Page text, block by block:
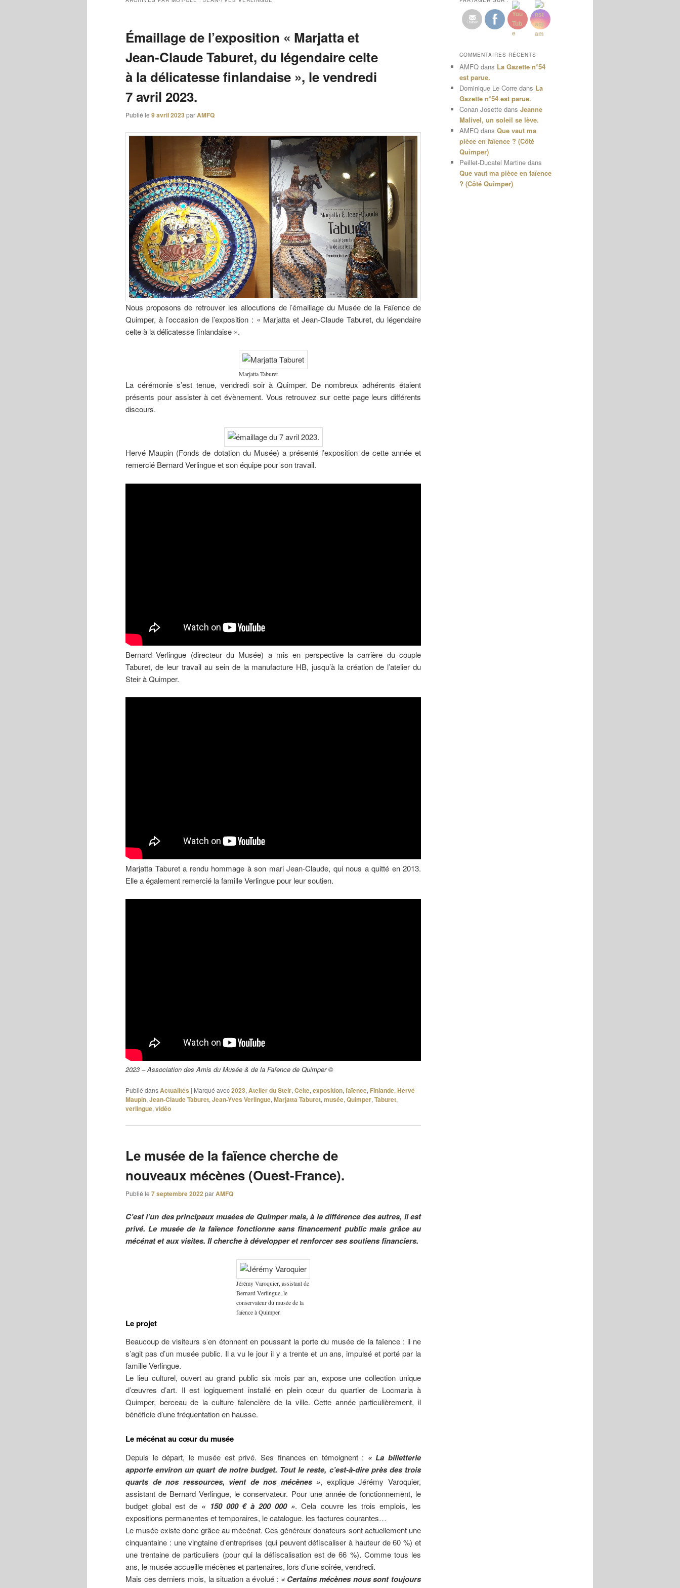
Émaillage de l’exposition « Marjatta et
Jean-Claude Taburet, du légendaire celte
à la délicatesse finlandaise », le vendredi
7 avril 2023.
Publié le 9 avril 2023 parAMFQ
Nous proposons de retrouver les allocutions de l’émaillage du Musée de la Faïence de
Quimper, à l’occasion de l’exposition : « Marjatta et Jean-Claude Taburet, du légendaire
celte à la délicatesse finlandaise ».
Marjatta Taburet
La cérémonie s’est tenue, vendredi soir à Quimper. De nombreux adhérents étaient
présents pour assister à cet évènement. Vous retrouvez sur cette page leurs différents
discours.
Hervé Maupin (Fonds de dotation du Musée) a présenté l’exposition de cette année et
remercié Bernard Verlingue et son équipe pour son travail.
Bernard Verlingue (directeur du Musée) a mis en perspective la carrière du couple
Taburet, de leur travail au sein de la manufacture HB, jusqu’à la création de l’atelier du
Steir à Quimper.
Marjatta Taburet a rendu hommage à son mari Jean-Claude, qui nous a quitté en 2013.
Elle a également remercié la famille Verlingue pour leur soutien.
2023 – Association des Amis du Musée & de la Faïence de Quimper ©
Publié dansActualités | Marqué avec2023, Atelier du Steir, Celte, exposition, faïence, Finlande, Hervé
Maupin, Jean-Claude Taburet, Jean-Yves Verlingue, Marjatta Taburet, musée, Quimper, Taburet,
verlingue, vidéo
Le musée de la faïence cherche de
nouveaux mécènes (Ouest-France).
Publié le 7 septembre 2022 parAMFQ
C’est l’un des principaux musées de Quimper mais, à la différence des autres, il est
privé. Le musée de la faïence fonctionne sans financement public mais grâce au
mécénat et aux visites. Il cherche à développer et renforcer ses soutiens financiers.
Jérémy Varoquier, assistant de
Bernard Verlingue, le
conservateur du musée de la
faïence à Quimper.
Le projet
Beaucoup de visiteurs s’en étonnent en poussant la porte du musée de la faïence : il ne
s’agit pas d’un musée public. Il a vu le jour il y a trente et un ans, impulsé et porté par la
famille Verlingue.
Le lieu culturel, ouvert au grand public six mois par an, expose une collection unique
d’œuvres d’art. Il est logiquement installé en plein cœur du quartier de Locmaria à
Quimper, berceau de la culture faïencière de la ville. Cette année particulièrement, il
bénéficie d’une fréquentation en hausse.
Le mécénat au cœur du musée
Depuis le départ, le musée est privé. Ses finances en témoignent : « La billetterie
apporte environ un quart de notre budget. Tout le reste, c’est-à-dire près des trois
quarts de nos ressources, vient de nos mécènes », explique Jérémy Varoquier,
assistant de Bernard Verlingue, le conservateur. Pour une année de fonctionnement, le
budget global est de « 150 000 € à 200 000 ». Cela couvre les trois emplois, les
expositions permanentes et temporaires, le catalogue. les factures courantes…
Le musée existe donc grâce au mécénat. Ces généreux donateurs sont actuellement une
cinquantaine : une vingtaine d’entreprises (qui peuvent défiscaliser à hauteur de 60 %) et
une trentaine de particuliers (pour qui la défiscalisation est de 66 %). Comme tous les
ans, le musée accueille mécènes et partenaires, lors d’une soirée, vendredi.
Mais ces derniers mois, la situation a évolué : « Certains mécènes nous sont toujours
COMMENTAIRES RÉCENTS
AMFQ dans La Gazette n°54
est parue.
Dominique Le Corre dans La
Gazette n°54 est parue.
Conan Josette dans Jeanne
Malivel, un soleil se lève.
AMFQ dans Que vaut ma
pièce en faïence ? (Côté
Quimper)
Peillet-Ducatel Martine dans
Que vaut ma pièce en faïence
? (Côté Quimper)